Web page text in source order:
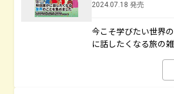
2024.07.18 発売
今こそ学びたい世界
に話したくなる旅の雑